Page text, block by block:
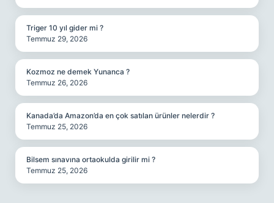
Triger 10 yıl gider mi ?
Temmuz 29, 2026
Kozmoz ne demek Yunanca ?
Temmuz 26, 2026
Kanada’da Amazon’da en çok satılan ürünler nelerdir ?
Temmuz 25, 2026
Bilsem sınavına ortaokulda girilir mi ?
Temmuz 25, 2026